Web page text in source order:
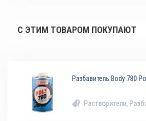
С ЭТИМ ТОВАРОМ ПОКУПАЮТ
Разбавитель Body 780
Растворители,